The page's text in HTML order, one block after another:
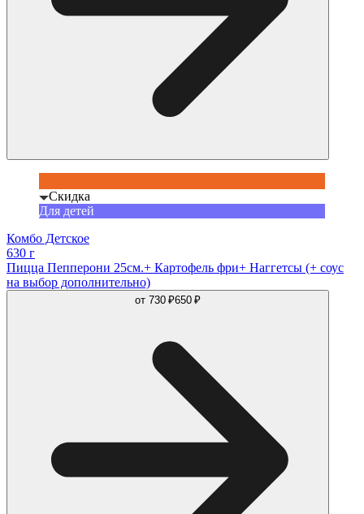
Скидка
Для детей
Комбо Детское
630 г
Пицца Пепперони 25см.+ Картофель фри+ Наггетсы (+ соус
на выбор дополнительно)
от 730 ₽650 ₽